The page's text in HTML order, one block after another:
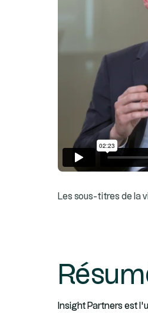
Les sous-titres de la
Insight Partners est